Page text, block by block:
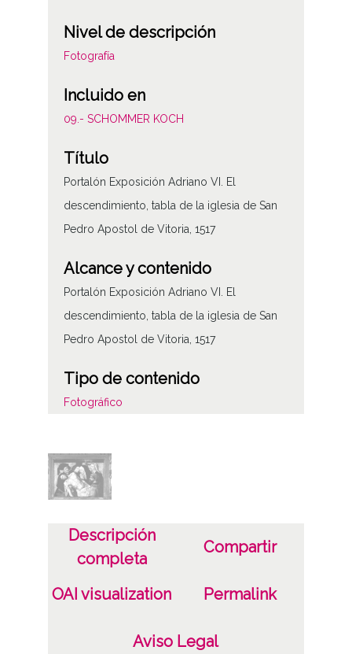
Nivel de descripción
Fotografía
Incluido en
09.- SCHOMMER KOCH
Título
Portalón Exposición Adriano VI. El
descendimiento, tabla de la iglesia de San
Pedro Apostol de Vitoria, 1517
Alcance y contenido
Portalón Exposición Adriano VI. El
descendimiento, tabla de la iglesia de San
Pedro Apostol de Vitoria, 1517
Tipo de contenido
Fotográfico
C
Fecha
19600201
1960, febrero, 1
Notas
Año IV, tomo IV. 1960. Btca ATHA
Descripción
completa
Compartir
OAI visualization Permalink
Aviso Legal